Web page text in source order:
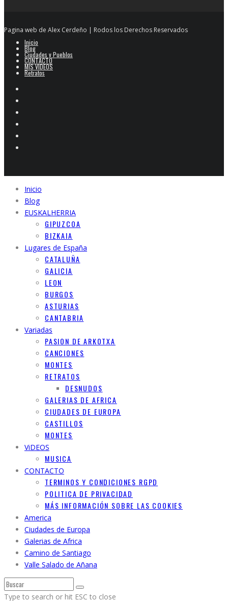
Pagina web de Alex Cerdeño | Rodos los Derechos Reservados
Inicio
Blog
Ciudades y Pueblos
CONTACTO
MIS VIDEOS
Retratos
Inicio
Blog
EUSKALHERRIA
GIPUZCOA
BIZKAIA
Lugares de España
CATALUÑA
GALICIA
LEON
BURGOS
ASTURIAS
CANTABRIA
Variadas
PASION DE ARKOTXA
CANCIONES
MONTES
RETRATOS
DESNUDOS
GALERIAS DE AFRICA
CIUDADES DE EUROPA
CASTILLOS
MONTES
ViDEOS
MUSICA
CONTACTO
TERMINOS Y CONDICIONES RGPD
POLITICA DE PRIVACIDAD
MÁS INFORMACIÓN SOBRE LAS COOKIES
America
Ciudades de Europa
Galerias de Africa
Camino de Santiago
Valle Salado de Añana
Type to search or hit ESC to close